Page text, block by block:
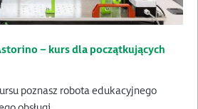
– kurs dla początkujących
poznasz robota edukacyjnego